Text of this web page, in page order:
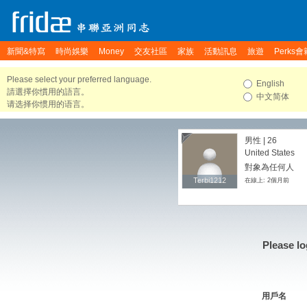
新聞&特寫 時尚娛樂 Money 交友社區 家族 活動訊息 旅遊 Perks會
Please select your preferred language.
請選擇你慣用的語言。
请选择你惯用的语言。
English
中文简体
Terbi1212
Terbi1212
男性 | 26
United States
對象為任何人
在線上: 2個月前
Please
用戶名